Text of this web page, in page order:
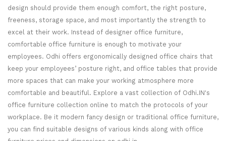
design should provide them enough comfort, the right posture,
freeness, storage space, and most importantly the strength to
excel at their work. Instead of designer office furniture,
comfortable office furniture is enough to motivate your
employees. Odhi offers ergonomically designed office chairs that
keep your employees’ posture right, and office tables that provide
more spaces that can make your working atmosphere more
comfortable and beautiful. Explore a vast collection of Odhi.IN's
office furniture collection online to match the protocols of your
workplace. Be it modern fancy design or traditional office furniture,
you can find suitable designs of various kinds along with office